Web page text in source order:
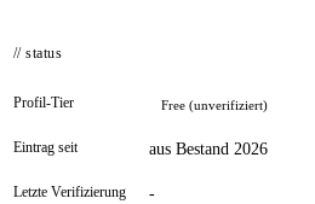
// status
Profil-Tier Free (unverifiziert)
Eintrag seit aus Bestand 2026
Letzte Verifizierung -